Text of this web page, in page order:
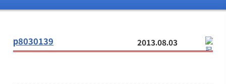
p8030139 2013.08.03